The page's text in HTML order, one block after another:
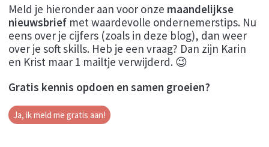
Meld je hieronder aan voor onze maandelijkse
nieuwsbrief met waardevolle ondernemerstips. Nu
eens over je cijfers (zoals in deze blog), dan weer
over je soft skills. Heb je een vraag? Dan zijn Karin
en Krist maar 1 mailtje verwijderd. 😉
Gratis kennis opdoen en samen groeien?
Ja, ik meld me gratis aan!